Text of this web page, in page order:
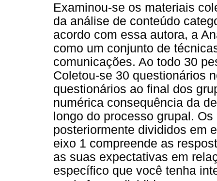
Examinou-se os materiais
da análise de conteúdo
acordo com essa autora, a
como um conjunto de
comunicações. Ao todo 30
Coletou-se 30 questionários
questionários ao final dos
numérica consequência da
longo do processo grupal.
posteriormente divididos em
eixo 1 compreende as
as suas expectativas em
específico que você tenha